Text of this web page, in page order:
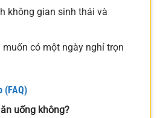
không gian sinh thái và
muốn có một ngày nghỉ trọn
(FAQ)
uống không?